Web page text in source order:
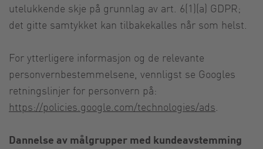
utelukkende skje på grunnlag av art. 6(1)(a) GDPR;
det gitte samtykket kan tilbakekalles når som helst.
For ytterligere informasjon og de relevante
personvernbestemmelsene, vennligst se Googles
retningslinjer for personvern på:
https://policies.google.com/technologies/ads
Dannelse av målgrupper med kundeavstemming